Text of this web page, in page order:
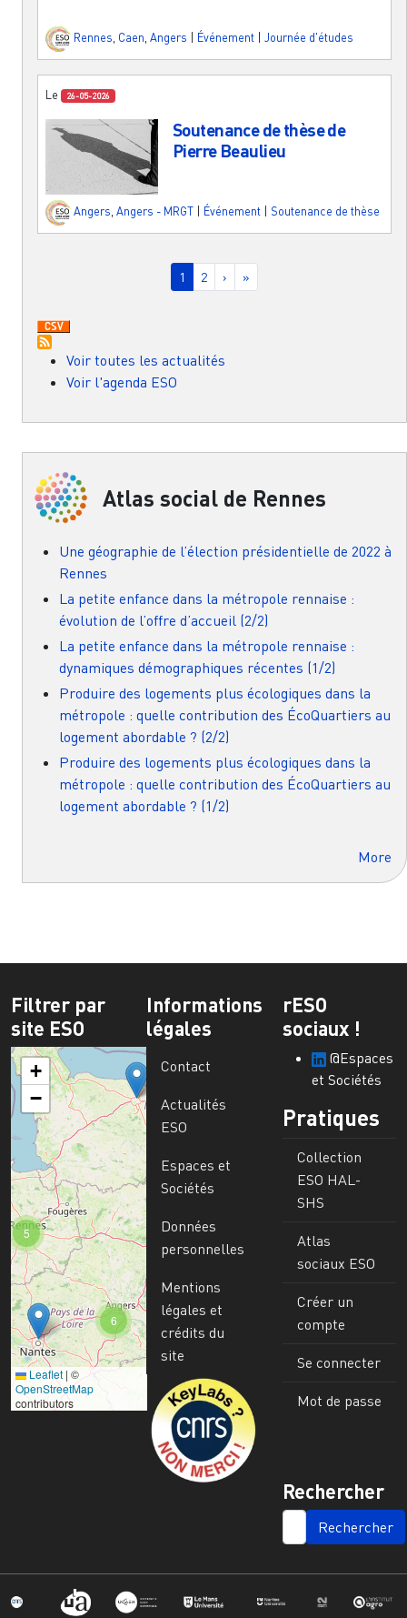
Rennes Caen Angers Événement Journée d'études
Le 26-05-2026
Soutenance de thèse de
Pierre Beaulieu
Angers, Angers - MRGT Événement Soutenance de thèse
Page courante
1 Page
2 Page suivante
› Dernière page
»
Voir toutes les actualités
Voir l'agenda ESO
Atlas social de Rennes
Une géographie de l’élection présidentielle de 2022 à
Rennes
La petite enfance dans la métropole rennaise :
évolution de l’offre d’accueil (2/2)
La petite enfance dans la métropole rennaise :
dynamiques démographiques récentes (1/2)
Produire des logements plus écologiques dans la
métropole : quelle contribution des ÉcoQuartiers au
logement abordable ? (2/2)
Produire des logements plus écologiques dans la
métropole : quelle contribution des ÉcoQuartiers au
logement abordable ? (1/2)
More
Filtrer par
site ESO
6
5
+
−
Leaflet | ©
OpenStreetMap
contributors
Informations
légales
Contact
Actualités
ESO
Espaces et
Sociétés
Données
personnelles
Mentions
légales et
crédits du
site
Image
rESO
sociaux !
@Espaces
et Sociétés
Pratiques
Collection
ESO HAL-
SHS
Atlas
sociaux ESO
Créer un
compte
Se connecter
Mot de passe
Rechercher
SEARCH